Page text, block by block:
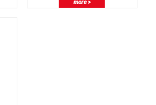
more >